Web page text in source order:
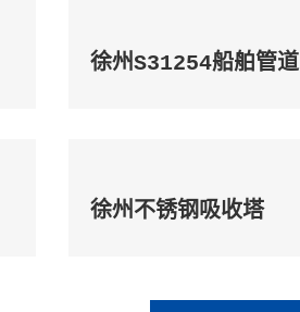
徐州S31254船舶管道
徐州不锈钢吸收塔